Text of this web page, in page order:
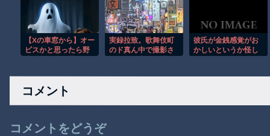
すぎる走りがレベチ
み、知的能力が低い
人ほど、誰かと一緒
にいようと ラウト 夢追翔 」
【Xの車窓から】オー
ビスかと思ったら野
実録拉致。歌舞伎町
のド真ん中で撮影さ
彼氏が金銭感覚がお
かしいというか怪し
コメント
コメントをどうぞ